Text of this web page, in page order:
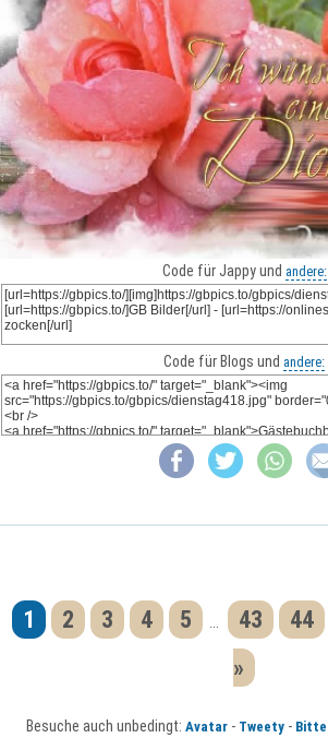
Code für Jappy und andere:
Code für Blogs und andere:
1 2 3 4 5 43 44
»
Besuche auch unbedingt: Avatar- Tweety- Bitte